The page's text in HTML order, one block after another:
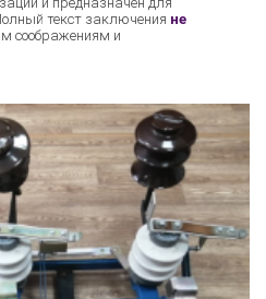
текст заключения не
соображениям и